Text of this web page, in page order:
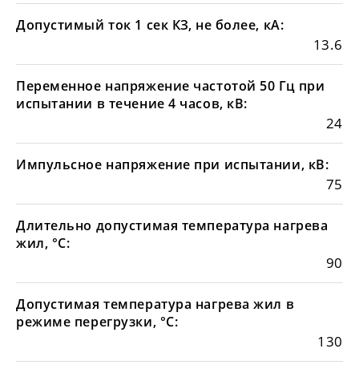
Допустимый ток 1 сек КЗ, не более, кА:
13.6
Переменное напряжение частотой 50 Гц при
испытании в течение 4 часов, кВ:
24
Импульсное напряжение при испытании, кВ:
75
Длительно допустимая температура нагрева
жил, °С:
90
Допустимая температура нагрева жил в
режиме перегрузки, °С:
130